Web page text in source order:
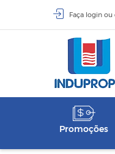
Faça login ou
Promoções